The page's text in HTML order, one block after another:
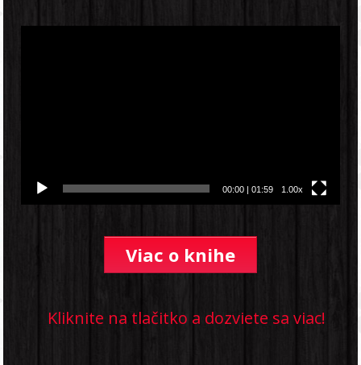
00:00| 01:59 1.00x
Viac o knihe
Kliknite na tlačitko a dozviete sa viac!